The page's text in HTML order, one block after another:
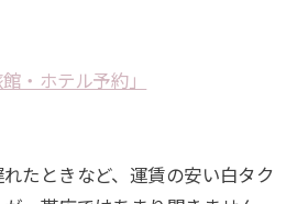
・ホテル予約」
たときなど、運賃の安い白タク